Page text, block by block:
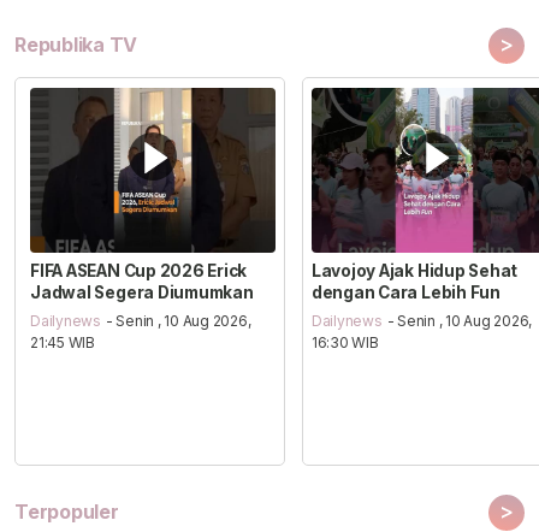
Republika TV >
FIFA ASEAN Cup 2026 Erick
Jadwal Segera Diumumkan
Dailynews - Senin , 10 Aug 2026,
21:45 WIB
Lavojoy Ajak Hidup Sehat
dengan Cara Lebih Fun
Dailynews - Senin , 10 Aug 2026,
16:30 WIB
Terpopuler >